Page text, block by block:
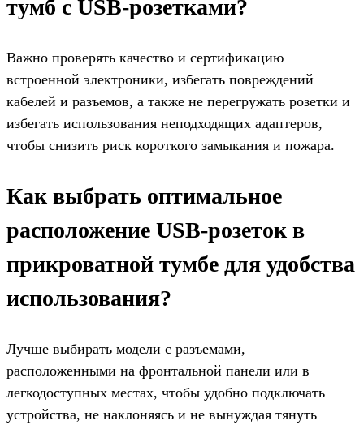
тумб с USB-розетками?
Важно проверять качество и сертификацию
встроенной электроники, избегать повреждений
кабелей и разъемов, а также не перегружать розетки и
избегать использования неподходящих адаптеров,
чтобы снизить риск короткого замыкания и пожара.
Как выбрать оптимальное
расположение USB-розеток в
прикроватной тумбе для удобства
использования?
Лучше выбирать модели с разъемами,
расположенными на фронтальной панели или в
легкодоступных местах, чтобы удобно подключать
устройства, не наклоняясь и не вынуждая тянуть